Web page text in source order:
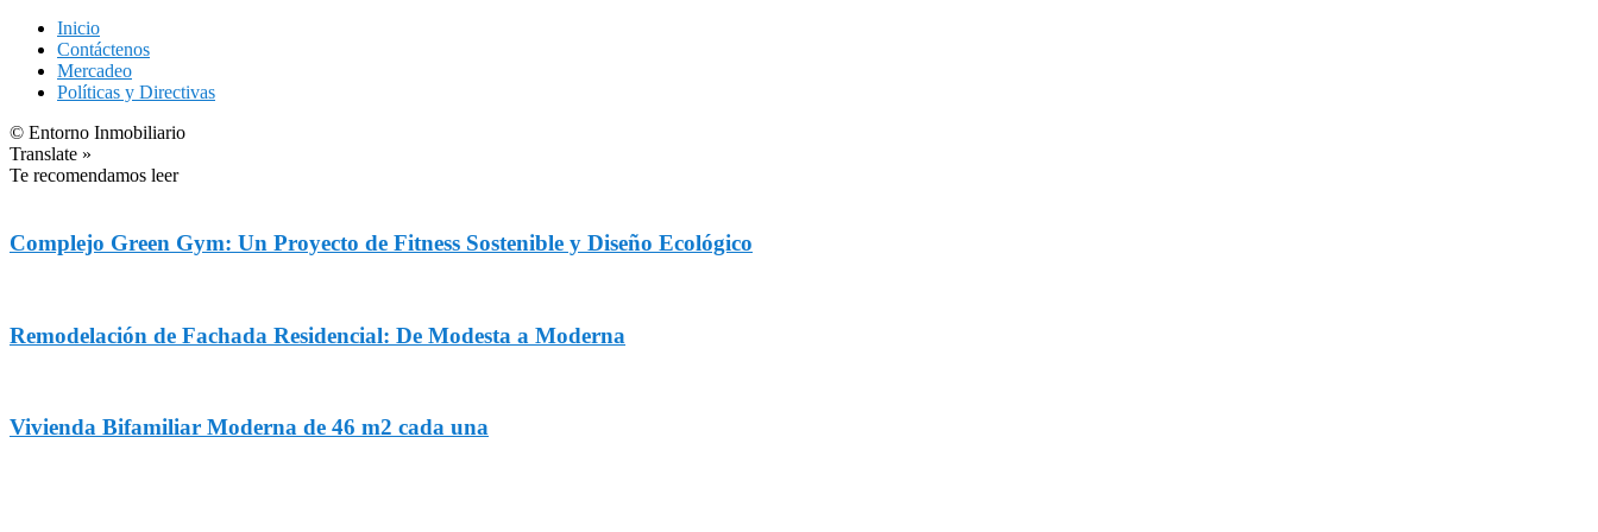
Inicio
Contáctenos
Mercadeo
Políticas y Directivas
© Entorno Inmobiliario
Translate »
Te recomendamos leer
Complejo Green Gym: Un Proyecto de Fitness Sostenible y Diseño Ecológico
Remodelación de Fachada Residencial: De Modesta a Moderna
Vivienda Bifamiliar Moderna de 46 m2 cada una